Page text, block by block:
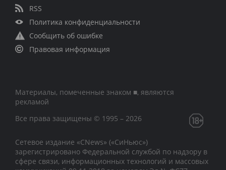
RSS
Политика конфиденциальности
Сообщить об ошибке
Правовая информация
Материалы, помеченные знаком ■, являются
рекламой
Все права защищены © 1995 – 2026
Сетевое издание «CNews» («СиНьюс»)
зарегистрировано Федеральной службой по надзору в
сфере связи, информационных технологий и массовых